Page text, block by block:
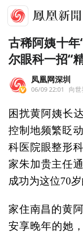
古稀阿姨十
尔眼科一招“
凤凰网深圳
06/09 22:01 向世
困扰黄阿姨长
控制地频繁眨
科医院眼整形
家朱加贵主任
成功为这位70
家住南昌的黄
安享晚年的她